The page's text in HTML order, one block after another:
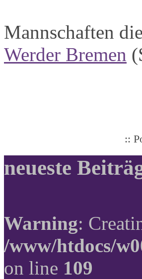
Mannschaften
Werder Bremen
::
neueste
Warning:
/www/htdocs/
on line 109